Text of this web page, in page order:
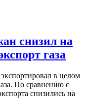
снизил на
газа
в целом
По сравнению с
снизились на